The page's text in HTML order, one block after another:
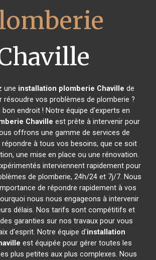
une installation plomberie Chaville de
résoudre vos problèmes de plomberie ?
endroit ! Notre équipe d'experts en
Chaville est prête à intervenir pour
offrons une gamme de services de
à tous vos besoins, que ce soit
une mise en place ou une rénovation.
interviennent rapidement pour
de plomberie, 24h/24 et 7j/7. Nous
de répondre rapidement à vos
nous nous engageons à intervenir
délais. Nos tarifs sont compétitifs et
garanties sur nos travaux pour vous
d'esprit. Notre équipe d'installation
est équipée pour gérer toutes les
plus petites aux plus complexes. Nous